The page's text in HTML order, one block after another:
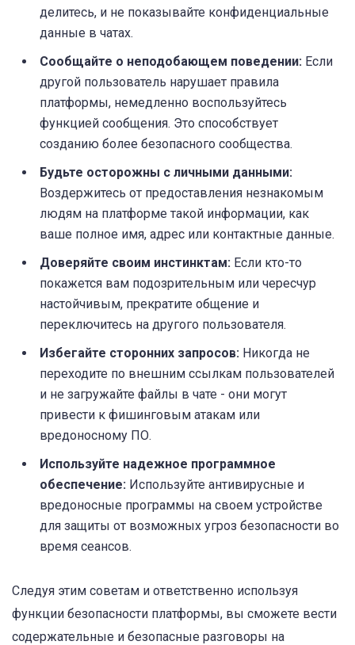
делитесь, и не показывайте конфиденциальные
данные в чатах.
Сообщайте о неподобающем поведении: Если
другой пользователь нарушает правила
платформы, немедленно воспользуйтесь
функцией сообщения. Это способствует
созданию более безопасного сообщества.
Будьте осторожны с личными данными:
Воздержитесь от предоставления незнакомым
людям на платформе такой информации, как
ваше полное имя, адрес или контактные данные.
Доверяйте своим инстинктам: Если кто-то
покажется вам подозрительным или чересчур
настойчивым, прекратите общение и
переключитесь на другого пользователя.
Избегайте сторонних запросов: Никогда не
переходите по внешним ссылкам пользователей
и не загружайте файлы в чате - они могут
привести к фишинговым атакам или
вредоносному ПО.
Используйте надежное программное
обеспечение: Используйте антивирусные и
вредоносные программы на своем устройстве
для защиты от возможных угроз безопасности во
время сеансов.
Следуя этим советам и ответственно используя
функции безопасности платформы, вы сможете вести
содержательные и безопасные разговоры на